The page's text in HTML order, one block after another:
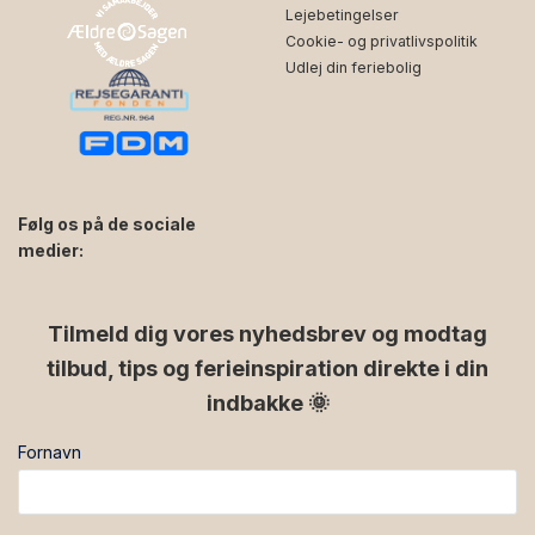
Følg os på de sociale
medier:
Lejebetingelser
Cookie- og privatlivspolitik
Udlej din feriebolig
Tilmeld dig vores nyhedsbrev og modtag
tilbud, tips og ferieinspiration direkte i din
indbakke 🌞
Fornavn